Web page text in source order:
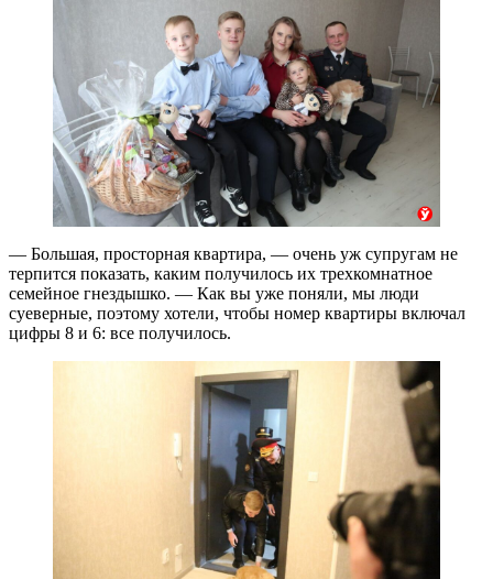
— Большая, просторная квартира, — очень уж супругам не
терпится показать, каким получилось их трехкомнатное
семейное гнездышко. — Как вы уже поняли, мы люди
суеверные, поэтому хотели, чтобы номер квартиры включал
цифры 8 и 6: все получилось.